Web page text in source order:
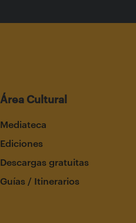
Área Cultural
Mediateca
Ediciones
Descargas gratuitas
Guías / Itinerarios